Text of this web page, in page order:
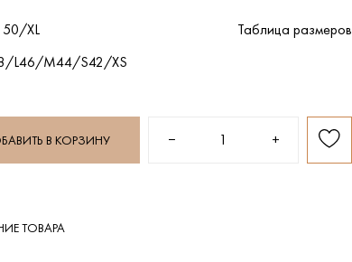
50/XL
Таблица размеров
L46/M44/S42/XS
В КОРЗИНУ − 1 +
ТОВАРА